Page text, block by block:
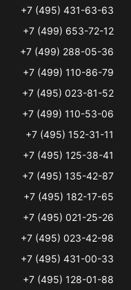
+7 (495) 431-63-63
+7 (499) 653-72-12
+7 (499) 288-05-36
+7 (499) 110-86-79
+7 (495) 023-81-52
+7 (499) 110-53-06
+7 (495) 152-31-11
+7 (495) 125-38-41
+7 (495) 135-42-87
+7 (495) 182-17-65
+7 (495) 021-25-26
+7 (495) 023-42-98
+7 (495) 431-00-33
+7 (495) 128-01-88